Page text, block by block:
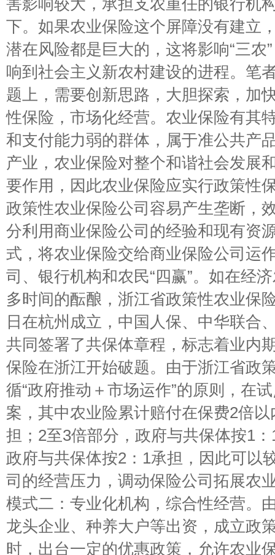
害影响较大，承担支农重任的银行机
下。如果农业保险这个屏障没有建立
潜在风险都是巨大的，这将影响“三农
响到社会主义新农村建设的进程。笔
题上，需要创新思路，大胆探索，加
性保险，市场化经营。农业保险有其
和支付能力弱的群体，属于准公共产
产业，农业保险对整个和谐社会发展
要作用，因此农业保险应实行政策性
政策性农业保险公司容易产生垄断，
分利用商业保险公司的经验和现有资
式，将农业保险交给商业保险公司运
司、银行机构和农民“四赢”。如在经
多时间的酝酿，浙江省政策性农业保
日在杭州成立，中国人保、中华联合
共同签署了共保体章程，标志着业内
保险在浙江开始破题。由于浙江省政
循“政府推动＋市场运作”的原则，在
案，其中农业险累计赔付在保费2倍
担；2至3倍部分，政府与共保体按1
政府与共保体按2：1承担，因此可以
司的经营压力，调动保险公司拓展农
模式二：专业化机构，综合性经营。
龙头企业、种养大户等出资，成立政
时，出台一定的优惠政策，允许农业